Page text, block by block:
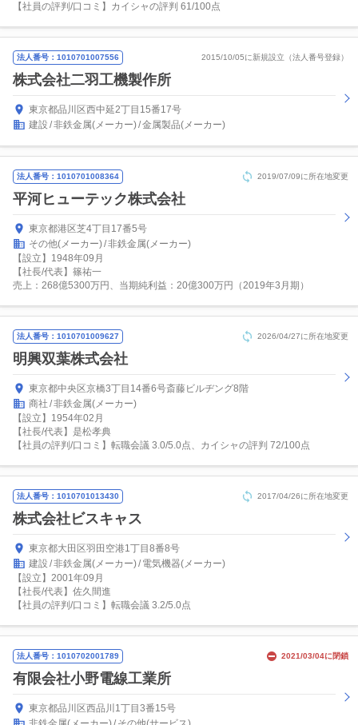
【社員の評判/口コミ】カイシャの評判 61/100点
法人番号：1010701007556 2015/10/05に新規設立（法人番号登録）
株式会社二羽工機製作所
東京都品川区西中延2丁目15番17号
建設 非鉄金属(メーカー) 金属製品(メーカー)
法人番号：1010701008364 2019/07/09に所在地変更
平河ヒューテック株式会社
東京都港区芝4丁目17番5号
その他(メーカー) 非鉄金属(メーカー)
【設立】1948年09月
【社長/代表】篠祐一
売上：268億5300万円、当期純利益：20億300万円（2019年3月期）
法人番号：1010701009627 2026/04/27に所在地変更
明興双葉株式会社
東京都中央区京橋3丁目14番6号斎藤ビルヂング8階
商社 非鉄金属(メーカー)
【設立】1954年02月
【社長/代表】是松孝典
【社員の評判/口コミ】転職会議 3.0/5.0点、カイシャの評判 72/100点
法人番号：1010701013430 2017/04/26に所在地変更
株式会社ビスキャス
東京都大田区羽田空港1丁目8番8号
建設 非鉄金属(メーカー) 電気機器(メーカー)
【設立】2001年09月
【社長/代表】佐久間進
【社員の評判/口コミ】転職会議 3.2/5.0点
法人番号：1010702001789 2021/03/04に閉鎖
有限会社小野電線工業所
東京都品川区西品川1丁目3番15号